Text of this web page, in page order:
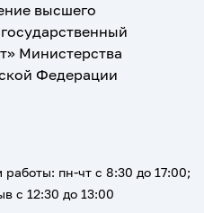
высшего
Министерства
Федерации
пн-чт с 8:30 до 17:00;
с 12:30 до 13:00